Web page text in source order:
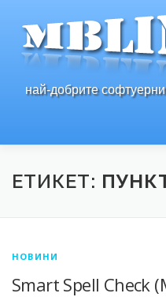
съдържанието
най-добрите
ЕТИКЕТ:
НОВИНИ
Smart Spell Check